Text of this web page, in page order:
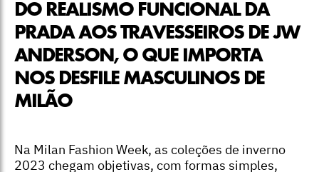
DO REALISMO FUNCIONAL DA
PRADA AOS TRAVESSEIROS DE JW
ANDERSON, O QUE IMPORTA
NOS DESFILE MASCULINOS DE
MILÃO
Na Milan Fashion Week, as coleções de inverno
2023 chegam objetivas, com formas simples,